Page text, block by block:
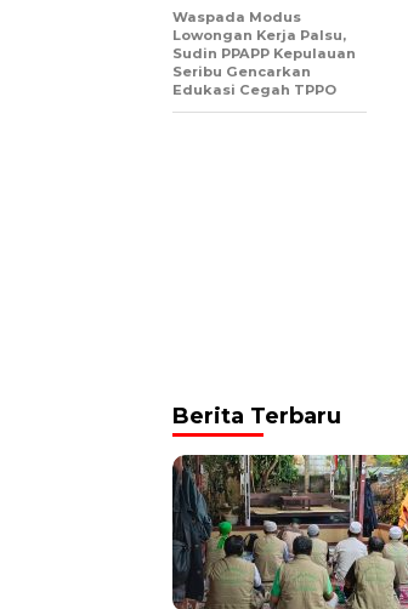
Waspada Modus
Lowongan Kerja Palsu,
Sudin PPAPP Kepulauan
Seribu Gencarkan
Edukasi Cegah TPPO
Berita Terbaru